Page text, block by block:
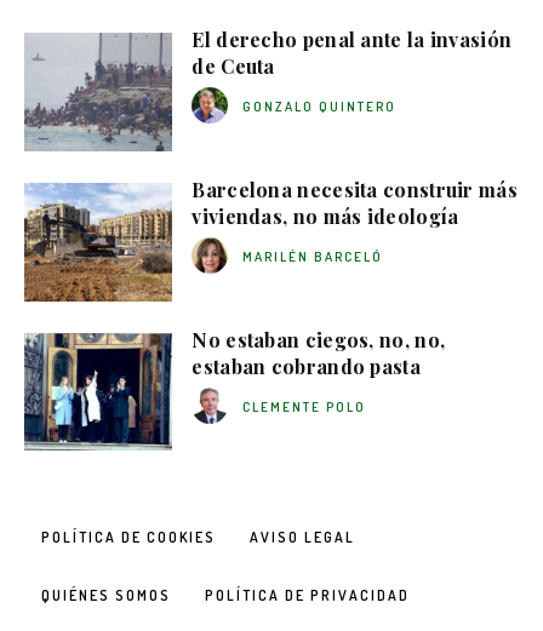
El derecho penal ante la invasión
de Ceuta
GONZALO QUINTERO
Barcelona necesita construir más
viviendas, no más ideología
MARILÉN BARCELÓ
No estaban ciegos, no, no,
estaban cobrando pasta
CLEMENTE POLO
POLÍTICA DE COOKIES AVISO LEGAL
QUIÉNES SOMOS POLÍTICA DE PRIVACIDAD